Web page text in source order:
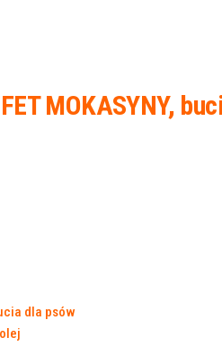
MOKASYNY,
dla psów